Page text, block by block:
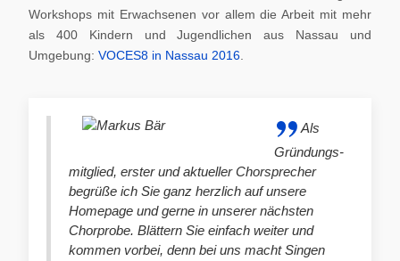
Workshops mit Erwachsenen vor allem die Arbeit mit mehr
als 400 Kindern und Jugendlichen aus Nassau und
Umgebung: VOCES8 in Nassau 2016
Als
Gründungs-
mitglied, erster und aktueller Chorsprecher
begrüße ich Sie ganz herzlich auf unsere
Homepage und gerne in unserer nächsten
Chorprobe. Blättern Sie einfach weiter und
kommen vorbei, denn bei uns macht Singen